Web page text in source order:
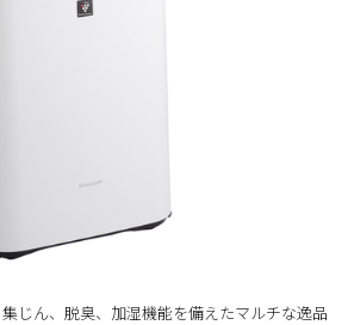
じん、脱臭、加湿機能を備えたマルチな逸品